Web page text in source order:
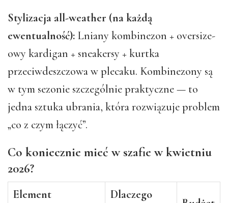
Stylizacja all-weather (na każdą
ewentualność): Lniany kombinezon + oversize-
owy kardigan + sneakersy + kurtka
przeciwdeszczowa w plecaku. Kombinezony są
w tym sezonie szczególnie praktyczne — to
jedna sztuka ubrania, która rozwiązuje problem
„co z czym łączyć”.
Co koniecznie mieć w szafie w kwietniu
2026?
Element Dlaczego